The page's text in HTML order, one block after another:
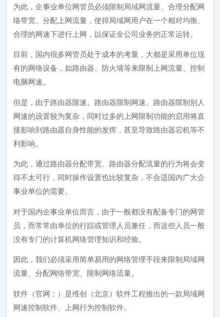
为此，企事业单位网管员必须限制局域网流量、合理分配网
络带宽、分配上网流量，使得局域网用户在一个相对均衡、
合理的网速下进行上网，以保证全公司业务的正常运转。
目前，国内很多网管员处于成本的考量，大都是采用单位现
有的网络设备，如路由器、防火墙等来限制上网流量、控制
电脑网速。
但是，由于路由器限速、路由器限制网速、路由器限制别人
网速的设置较为复杂，同时过多的上网限制功能的启用将直
接影响到路由器自身性能的发挥，甚至导致路由器宕机等不
利影响。
为此，通过路由器分配带宽、路由器分配流量的行为将会变
得不太可行，同时操作设置也比较复杂，不合适国内广大企
事业单位的需要。
对于国内企事业单位而言，由于一般都没有配备专门的网管
员，而常常由单位的行踪或管理人员兼任，而这些人员一般
没有专门的计算机网络管理知识和经验。
因此，我们必须采用简单易用的网络管理手段来限制局域网
流量、分配网络带宽、限制网络流量。
软件（官网：）是维创（北京）软件工程推出的一款局域网
网速控制软件、上网行为控制软件。